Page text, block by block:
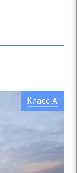
Класс A